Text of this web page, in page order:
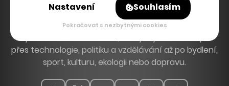
Hlavní zdroj inspirace. Věnujeme se tématům, která
hýbou Českem a světem, od byznysu a startupů
přes technologie, politiku a vzdělávání až po bydlení,
sport, kulturu, ekologii nebo dopravu.
Nastavení Souhlasím
Pokračovat s nezbytnými cookies